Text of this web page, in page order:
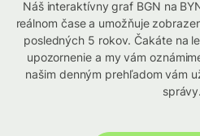
Náš interaktívny graf BGN na
reálnom čase a umožňuje
posledných 5 rokov. Čakáte na
upozornenie a my vám
našim denným prehľadom vám
správy.